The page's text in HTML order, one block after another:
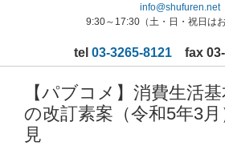
info@shufuren.net
9:30～17:30（土・日・祝日はお
tel 03-3265-8121fax 03-
【パブコメ】消費生活
の改訂素案（令和5年3
見